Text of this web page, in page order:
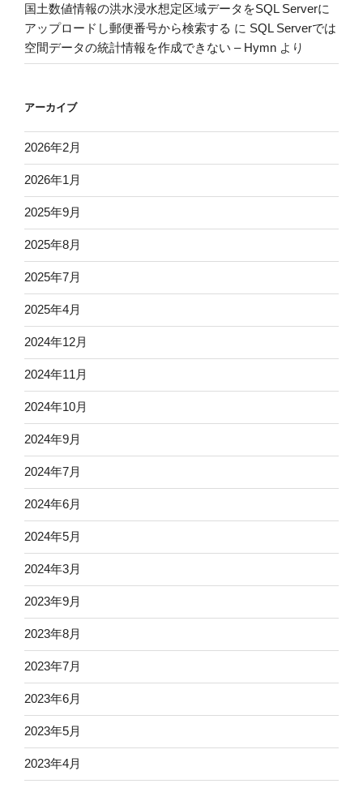
国土数値情報の洪水浸水想定区域データをSQL Serverに
アップロードし郵便番号から検索する に SQL Serverでは
空間データの統計情報を作成できない – Hymn より
アーカイブ
2026年2月
2026年1月
2025年9月
2025年8月
2025年7月
2025年4月
2024年12月
2024年11月
2024年10月
2024年9月
2024年7月
2024年6月
2024年5月
2024年3月
2023年9月
2023年8月
2023年7月
2023年6月
2023年5月
2023年4月